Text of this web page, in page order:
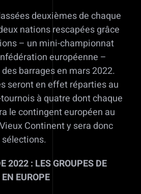
deuxièmes de chaque
nations rescapées grâce
– un mini-championnat
européenne –
barrages en mars 2022.
seront en effet réparties au
à quatre dont chaque
le contingent européen au
Continent y sera donc
2022 : LES GROUPES DE
EUROPE